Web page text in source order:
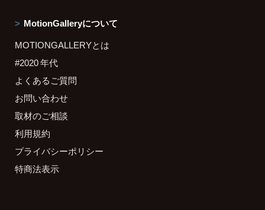
MotionGalleryについて
MOTIONGALLERYとは
#2020 年代
よくあるご質問
お問い合わせ
取材のご相談
利用規約
プライバシーポリシー
特商法表示